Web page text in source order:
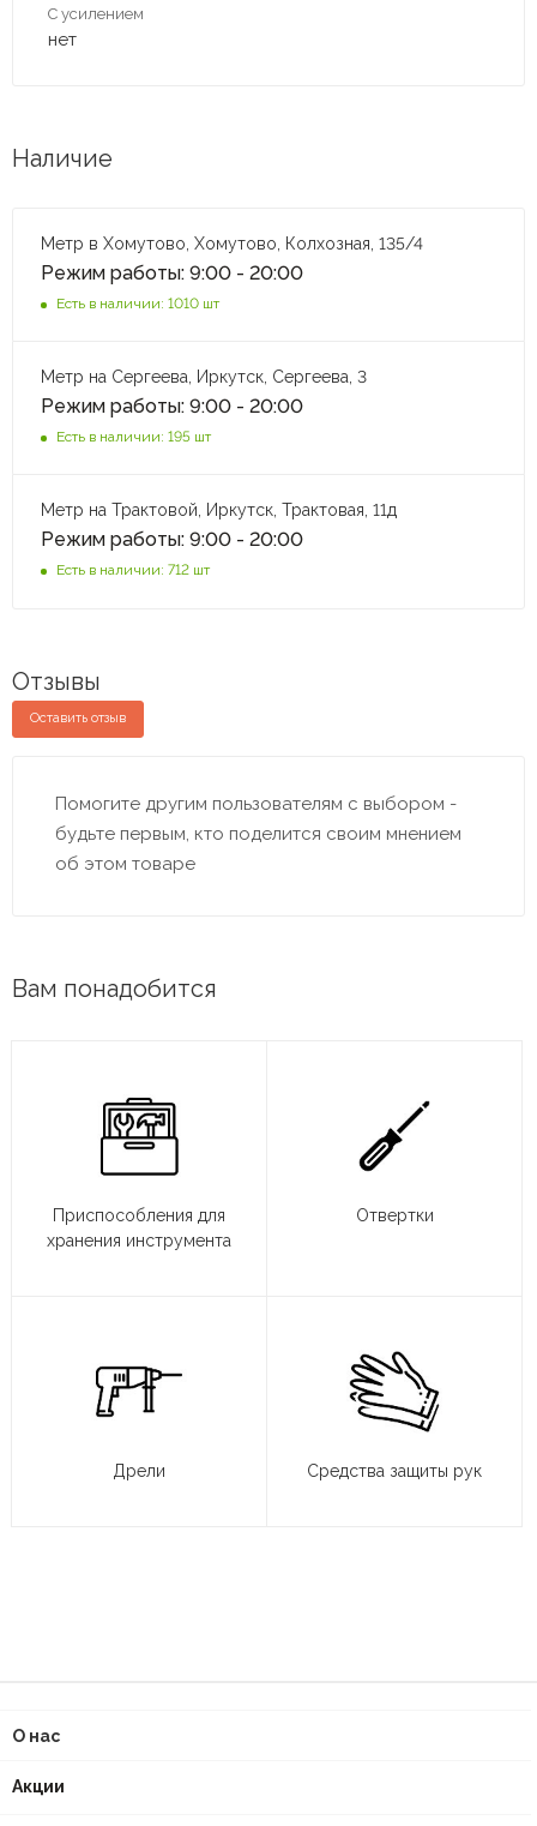
С усилением
нет
Наличие
Метр в Хомутово, Хомутово, Колхозная, 135/4
Режим работы: 9:00 - 20:00
Есть в наличии: 1010 шт
Метр на Сергеева, Иркутск, Сергеева, 3
Режим работы: 9:00 - 20:00
Есть в наличии: 195 шт
Метр на Трактовой, Иркутск, Трактовая, 11д
Режим работы: 9:00 - 20:00
Есть в наличии: 712 шт
Отзывы
Оставить отзыв
Помогите другим пользователям с выбором -
будьте первым, кто поделится своим мнением
об этом товаре
Вам понадобится
Приспособления для
хранения инструмента
Отвертки
Дрели Средства защиты рук
О нас
Акции